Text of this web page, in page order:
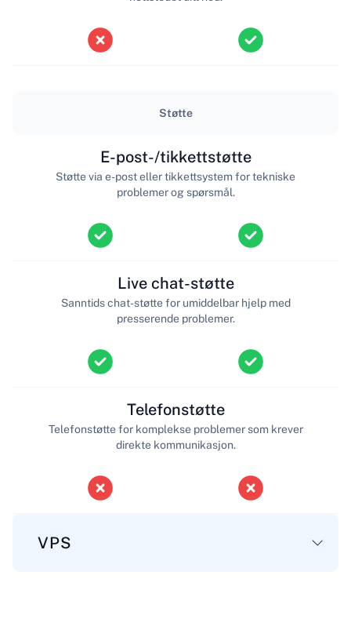
Støtte
E-post-/tikkettstøtte
Støtte via e-post eller tikkettsystem for tekniske
problemer og spørsmål.
Live chat-støtte
Sanntids chat-støtte for umiddelbar hjelp med
presserende problemer.
Telefonstøtte
Telefonstøtte for komplekse problemer som krever
direkte kommunikasjon.
VPS